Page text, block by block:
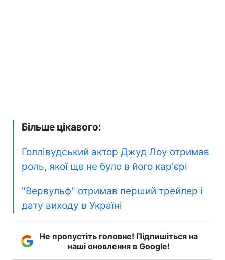
Більше цікавого:
Голлівудський актор Джуд Лоу отримав
роль, якої ще не було в його кар'єрі
"Вервульф" отримав перший трейлер і
дату виходу в Україні
Не пропустіть головне! Підпишіться на
наші оновлення в Google!